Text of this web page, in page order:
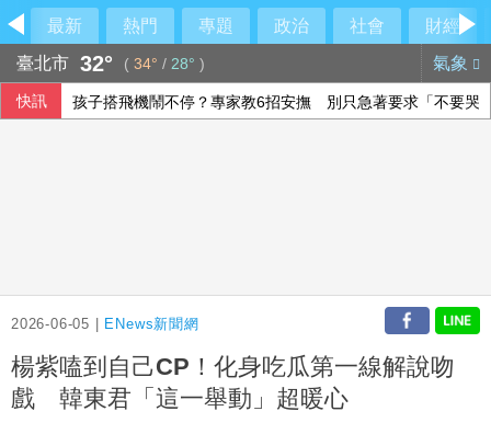
最新 熱門 專題 政治 社會
財經
臺北市 32° ( 34° / 28° ) 氣象
快訊 孩子搭飛機鬧不停？專家教6招安撫 別只急著要求「不要哭
2026-06-05 | ENews新聞網
楊紫嗑到自己CP！化身吃瓜第一線解說吻
戲 韓東君「這一舉動」超暖心